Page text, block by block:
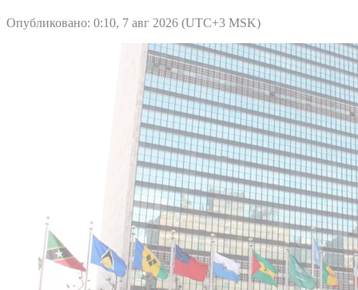
Опубликовано: 0:10, 7 авг 2026 (UTC+3 MSK)